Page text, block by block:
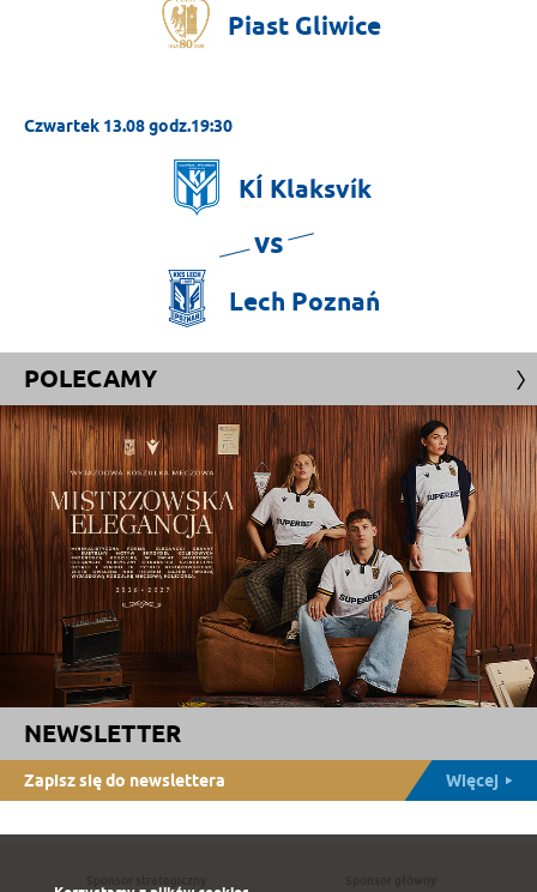
Piast Gliwice
Czwartek 13.08 godz.19:30
KÍ Klaksvík
vs
Lech Poznań
POLECAMY
NEWSLETTER
Zapisz się do newslettera Więcej